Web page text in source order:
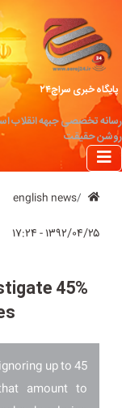
پایگاه خبری سراج۲۴
رسانه تخصصی جبهه انقلاب
روشن حقیقت
english news
۱۳۹۲/۰۴/۲۵ - ۱۷:۲۴
45%
up to 45
amount to